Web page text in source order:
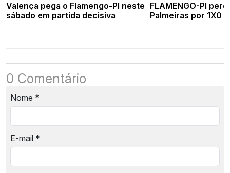
Valença pega o Flamengo-PI neste
sábado em partida decisiva
FLAMENGO-PI
Palmeiras por 1X0
0 Comentário
Nome *
E-mail *